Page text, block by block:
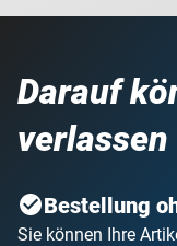
Darauf
verlassen
Bestellung
Sie können Ihre